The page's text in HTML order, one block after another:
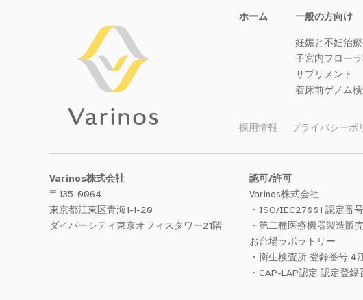
ホーム 一般の方向け
妊娠と不妊治
子宮内フロー
サプリメント
着床前ゲノム
採用情報 プライバシーポ
Varinos株式会社
〒135-0064
東京都江東区青海1-1-20
ダイバーシティ東京オフィスタワー21階
認可/許可
Varinos株式会社
・ISO/IEC27001 認定番
・第二種医療機器製造販
お台場ラボラトリー
・衛生検査所 登録番号
・CAP-LAP認定 認定登録